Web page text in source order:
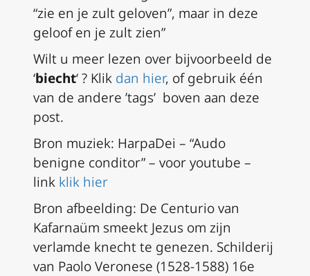
“zie en je zult geloven”, maar in deze
geloof en je zult zien”
Wilt u meer lezen over bijvoorbeeld de
‘biecht‘ ? Klik dan hier, of gebruik één
van de andere ’tags’ boven aan deze
post.
Bron muziek: HarpaDei – “Audo
benigne conditor” – voor youtube –
link klik hier
Bron afbeelding: De Centurio van
Kafarnaüm smeekt Jezus om zijn
verlamde knecht te genezen. Schilderij
van Paolo Veronese (1528-1588) 16e